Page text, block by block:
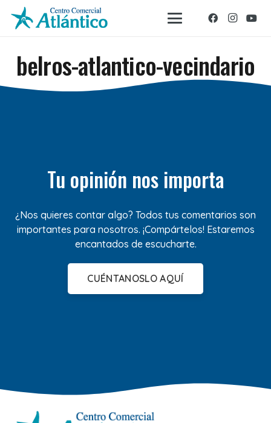
belros-atlantico-vecindario
Tu opinión nos importa
¿Nos quieres contar algo? Todos tus comentarios son
importantes para nosotros. ¡Compártelos! Estaremos
encantados de escucharte.
CUÉNTANOSLO AQUÍ